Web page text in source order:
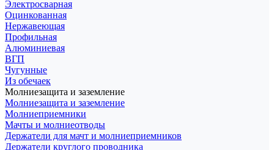
Электросварная
Оцинкованная
Нержавеющая
Профильная
Алюминиевая
ВГП
Чугунные
Из обечаек
Молниезащита и заземление
Молниезащита и заземление
Молниеприемники
Мачты и молниеотводы
Держатели для мачт и молниеприемников
Держатели круглого проводника